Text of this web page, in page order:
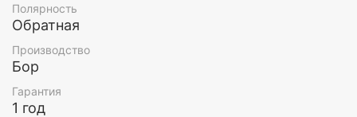
Полярность
Обратная
Производство
Бор
Гарантия
1 год